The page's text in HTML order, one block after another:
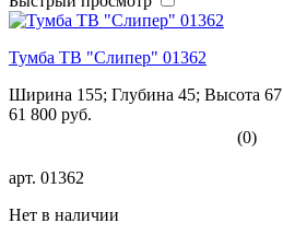
Тумба ТВ "Слипер" 01362
Ширина 155; Глубина 45; Высота 67
61 800 руб.
(0)
арт. 01362
Нет в наличии